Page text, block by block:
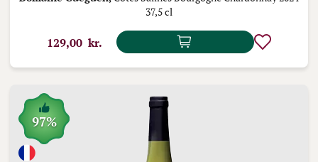
37,5 cl
129,00 kr.
97%